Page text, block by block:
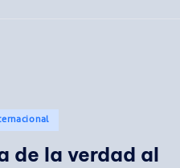
de la verdad al